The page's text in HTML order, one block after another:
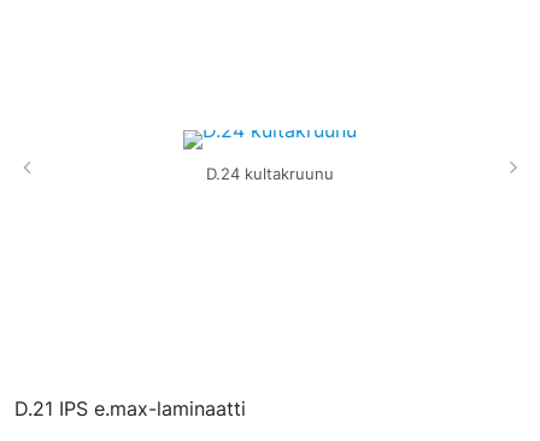
D.24 kultakruunu
D.21 IPS e.max-laminaatti